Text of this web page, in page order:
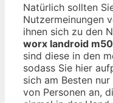
Natürlich sollten
Nutzermeinungen
ihnen sich zu den
worx landroid
sind diese in den
sodass Sie hier
sich am Besten nur
von Personen an,